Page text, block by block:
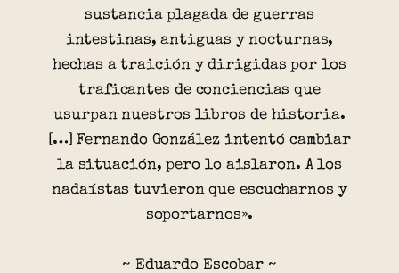
sustancia plagada de guerras
intestinas, antiguas y nocturnas,
hechas a traición y dirigidas por los
traficantes de conciencias que
usurpan nuestros libros de historia.
[…] Fernando González intentó cambiar
la situación, pero lo aislaron. A los
nadaístas tuvieron que escucharnos y
soportarnos».
~ Eduardo Escobar ~